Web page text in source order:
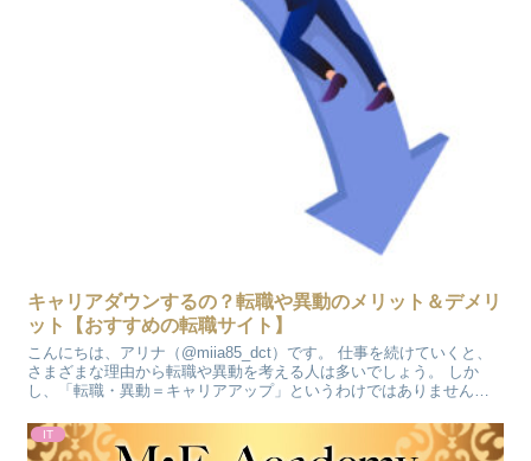
キャリアダウンするの？転職や異動のメリット＆デメリ
ット【おすすめの転職サイト】
こんにちは、アリナ（@miia85_dct）です。 仕事を続けていくと、
さまざまな理由から転職や異動を考える人は多いでしょう。 しか
し、「転職・異動＝キャリアアップ」というわけではありません。
IT